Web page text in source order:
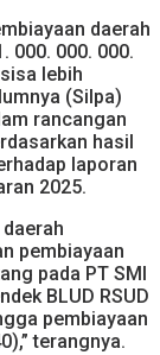
daerah
000. 000. 000.
lebih
(Silpa)
rancangan
hasil
laporan
2025.
pembiayaan
pada PT SMI
BLUD RSUD
pembiayaan
terangnya.